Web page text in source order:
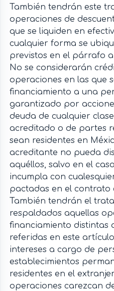
También tendrán este
operaciones de
que se liquiden en
cualquier forma se
previstos en el párrafo
No se considerarán
operaciones en las que
financiamiento a una
garantizado por
deuda de cualquier
acreditado o de partes
sean residentes en
acreditante no pueda
aquéllos, salvo en el
incumpla con
pactadas en el contrato
También tendrán el
respaldados aquellas
financiamiento distintas
referidas en este
intereses a cargo de
establecimientos
residentes en el
operaciones carezcan